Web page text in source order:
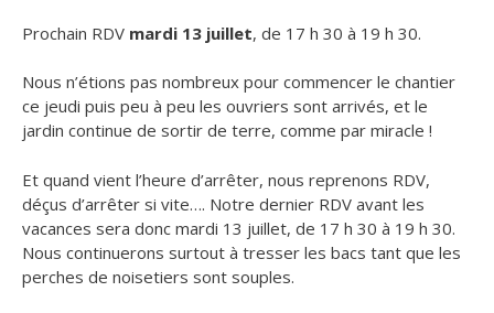
Prochain RDV mardi 13 juillet, de 17 h 30 à 19 h 30.
Nous n’étions pas nombreux pour commencer le chantier
ce jeudi puis peu à peu les ouvriers sont arrivés, et le
jardin continue de sortir de terre, comme par miracle !
Et quand vient l’heure d’arrêter, nous reprenons RDV,
déçus d’arrêter si vite…. Notre dernier RDV avant les
vacances sera donc mardi 13 juillet, de 17 h 30 à 19 h 30.
Nous continuerons surtout à tresser les bacs tant que les
perches de noisetiers sont souples.